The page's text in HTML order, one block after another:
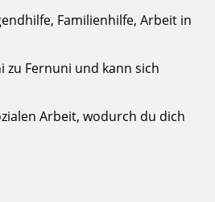
Familienhilfe, Arbeit in
Fernuni und kann sich
Arbeit, wodurch du dich